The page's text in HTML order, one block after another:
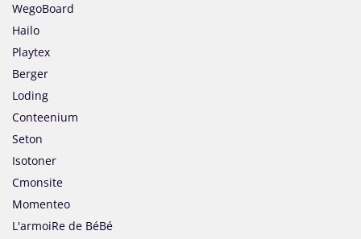
WegoBoard
Hailo
Playtex
Berger
Loding
Conteenium
Seton
Isotoner
Cmonsite
Momenteo
L'armoiRe de BéBé